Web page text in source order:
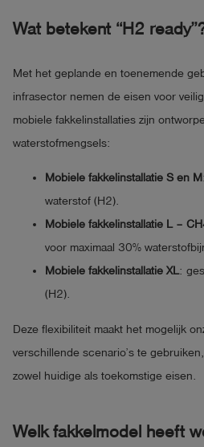
Wat betekent “H2
Met het geplande en toenemende
infrasector nemen de eisen voor
mobiele fakkelinstallaties zijn
waterstofmengsels:
Mobiele fakkelinstallatie S en M
waterstof (H2).
Mobiele fakkelinstallatie L –
voor maximaal 30%
Mobiele fakkelinstallatie XL:
(H2).
Deze flexibiliteit maakt het mogelijk
verschillende scenario’s te
zowel huidige als toekomstige eisen.
Welk fakkelmodel heeft